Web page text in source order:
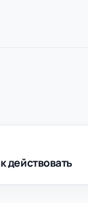
действовать